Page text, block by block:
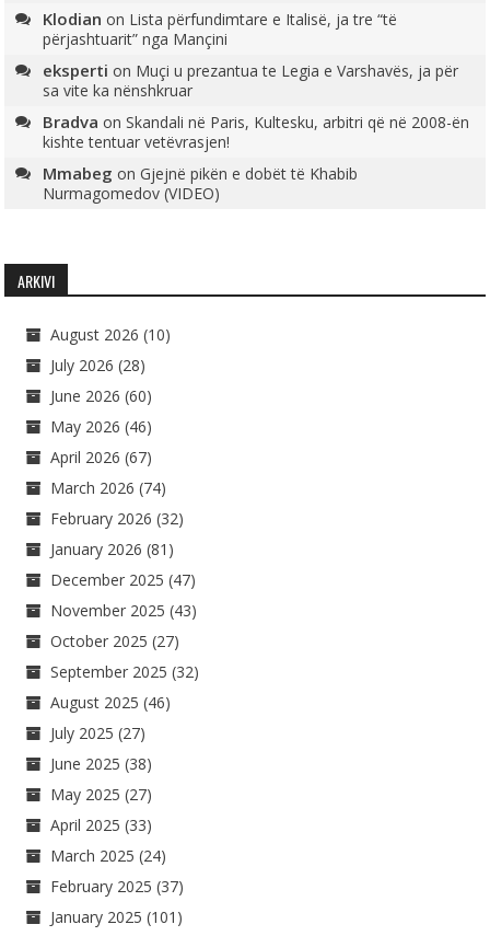
Klodian on Lista përfundimtare e Italisë, ja tre “të
përjashtuarit” nga Mançini
eksperti on Muçi u prezantua te Legia e Varshavës, ja për
sa vite ka nënshkruar
Bradva onSkandali në Paris, Kultesku, arbitri që në 2008-ën
kishte tentuar vetëvrasjen!
Mmabeg onGjejnë pikën e dobët të Khabib
Nurmagomedov (VIDEO)
ARKIVI
August 2026 (10)
July 2026 (28)
June 2026 (60)
May 2026 (46)
April 2026 (67)
March 2026 (74)
February 2026 (32)
January 2026 (81)
December 2025 (47)
November 2025 (43)
October 2025 (27)
September 2025 (32)
August 2025 (46)
July 2025 (27)
June 2025 (38)
May 2025 (27)
April 2025 (33)
March 2025 (24)
February 2025 (37)
January 2025 (101)